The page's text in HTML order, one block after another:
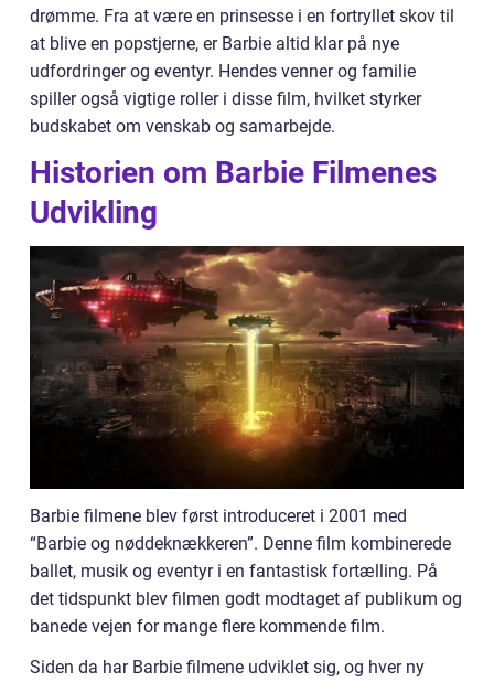
drømme. Fra at være en prinsesse i en fortryllet skov til
at blive en popstjerne, er Barbie altid klar på nye
udfordringer og eventyr. Hendes venner og familie
spiller også vigtige roller i disse film, hvilket styrker
budskabet om venskab og samarbejde.
Historien om Barbie Filmenes
Udvikling
Barbie filmene blev først introduceret i 2001 med
“Barbie og nøddeknækkeren”. Denne film kombinerede
ballet, musik og eventyr i en fantastisk fortælling. På
det tidspunkt blev filmen godt modtaget af publikum og
banede vejen for mange flere kommende film.
Siden da har Barbie filmene udviklet sig, og hver ny